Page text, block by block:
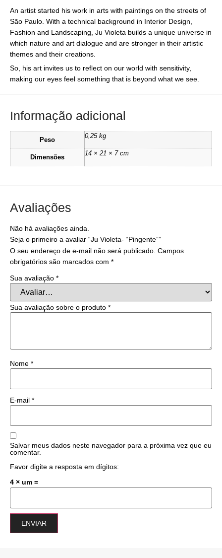
An artist started his work in arts with paintings on the streets of
São Paulo. With a technical background in Interior Design,
Fashion and Landscaping, Ju Violeta builds a unique universe in
which nature and art dialogue and are stronger in their artistic
themes and their creations.
So, his art invites us to reflect on our world with sensitivity,
making our eyes feel something that is beyond what we see.
Informação adicional
Peso
0,25 kg
Dimensões
14 × 21 × 7 cm
Avaliações
Não há avaliações ainda.
Seja o primeiro a avaliar “Ju Violeta- “Pingente””
O seu endereço de e-mail não será publicado. Campos
obrigatórios são marcados com *
Sua avaliação *
Sua avaliação sobre o produto *
Nome *
E-mail *
Salvar meus dados neste navegador para a próxima vez que eu
comentar.
Favor digite a resposta em dígitos:
4 × um =